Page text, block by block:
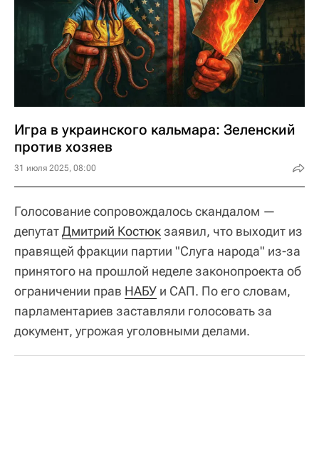
Игра в украинского кальмара: Зеленский
против хозяев
31 июля 2025, 08:00
Голосование сопровождалось скандалом —
депутатДмитрий Костюкзаявил, что выходит из
правящей фракции партии "Слуга народа" из-за
принятого на прошлой неделе законопроекта об
ограничении прав НАБУ и САП. По его словам,
парламентариев заставляли голосовать за
документ, угрожая уголовными делами.